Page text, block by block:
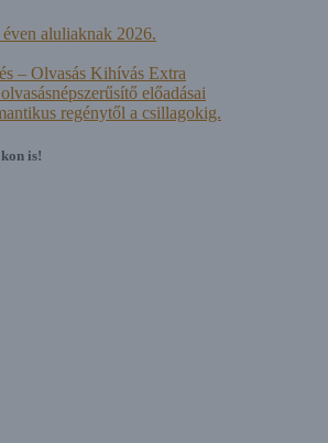
aluliaknak 2026.
– Olvasás Kihívás Extra
előadásai
regénytől a csillagokig.
is!